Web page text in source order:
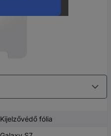
Kijelzővédő fólia